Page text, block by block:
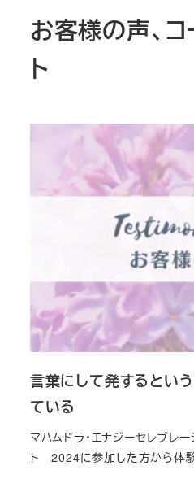
お客様の声、コ
ト
言葉にして発するとい
ている
マハムドラ・エナジーセレブレ
ト 2024に参加した方から体